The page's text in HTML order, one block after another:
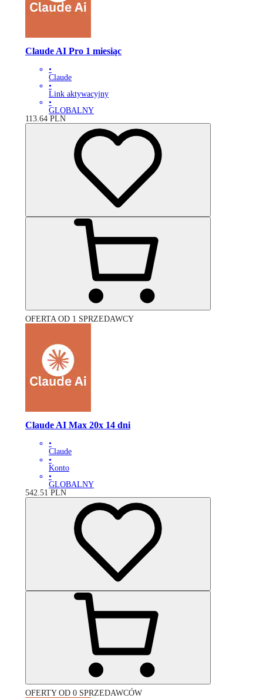
Claude AI Pro 1 miesiąc
•
Claude
•
Link aktywacyjny
•
GLOBALNY
113.64 PLN
OFERTA OD 1 SPRZEDAWCY
Claude AI Max 20x 14 dni
•
Claude
•
Konto
•
GLOBALNY
542.51 PLN
OFERTY OD 0 SPRZEDAWCÓW